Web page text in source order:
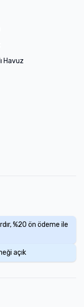
Havuz
%20 ön ödeme ile
açık